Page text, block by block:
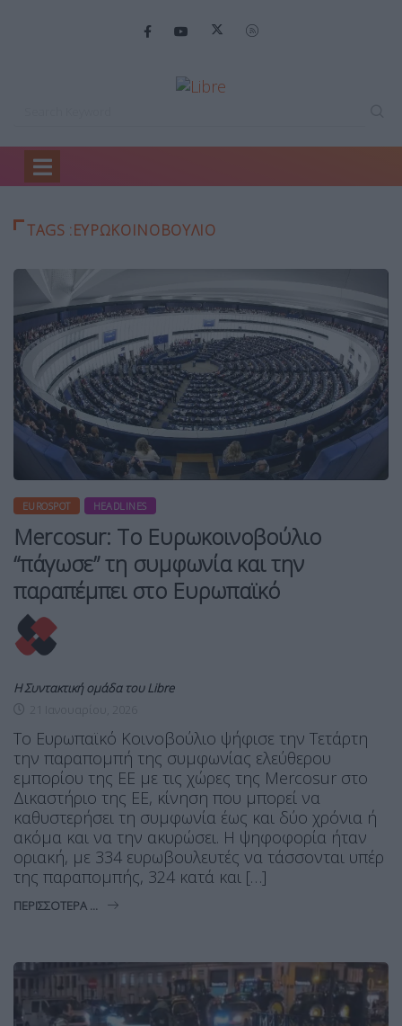
Home
TAGS :ΕΥΡΩΚΟΙΝΟΒΟΎΛΙΟ
EUROSPOT HEADLINES
Mercosur: Το Ευρωκοινοβούλιο
“πάγωσε” τη συμφωνία και την
παραπέμπει στο Ευρωπαϊκό
Η Συντακτική ομάδα του Libre
Το Ευρωπαϊκό Κοινοβούλιο ψήφισε την Τετάρτη
την παραπομπή της συμφωνίας ελεύθερου
εμπορίου της ΕΕ με τις χώρες της Mercosur στο
Δικαστήριο της ΕΕ, κίνηση που μπορεί να
καθυστερήσει τη συμφωνία έως και δύο χρόνια ή
ακόμα και να την ακυρώσει. Η ψηφοφορία ήταν
οριακή, με 334 ευρωβουλευτές να τάσσονται υπέρ
της παραπομπής, 324 κατά και […]
ΠΕΡΙΣΣΌΤΕΡΑ ...